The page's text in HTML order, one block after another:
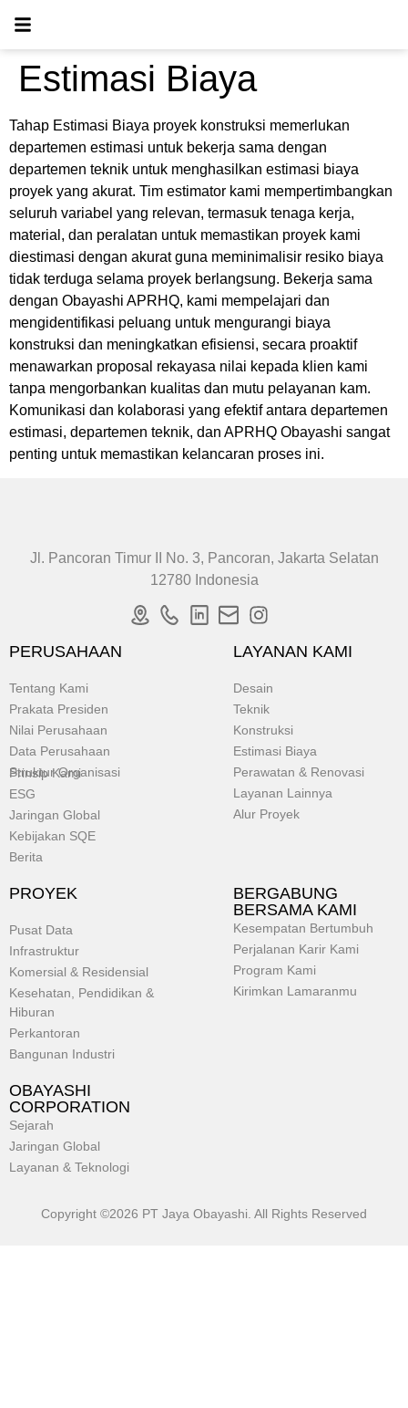
Estimasi Biaya
Tahap Estimasi Biaya proyek konstruksi memerlukan
departemen estimasi untuk bekerja sama dengan
departemen teknik untuk menghasilkan estimasi biaya
proyek yang akurat. Tim estimator kami mempertimbangkan
seluruh variabel yang relevan, termasuk tenaga kerja,
material, dan peralatan untuk memastikan proyek kami
diestimasi dengan akurat guna meminimalisir resiko biaya
tidak terduga selama proyek berlangsung. Bekerja sama
dengan Obayashi APRHQ, kami mempelajari dan
mengidentifikasi peluang untuk mengurangi biaya
konstruksi dan meningkatkan efisiensi, secara proaktif
menawarkan proposal rekayasa nilai kepada klien kami
tanpa mengorbankan kualitas dan mutu pelayanan kam.
Komunikasi dan kolaborasi yang efektif antara departemen
estimasi, departemen teknik, dan APRHQ Obayashi sangat
penting untuk memastikan kelancaran proses ini.
Jl. Pancoran Timur II No. 3, Pancoran, Jakarta Selatan
12780 Indonesia
PERUSAHAAN
Tentang Kami
Prakata Presiden
Nilai Perusahaan
Data Perusahaan
Struktur Organisasi
Prinsip Kami
ESG
Jaringan Global
Kebijakan SQE
Berita
LAYANAN KAMI
Desain
Teknik
Konstruksi
Estimasi Biaya
Perawatan & Renovasi
Layanan Lainnya
Alur Proyek
PROYEK
Pusat Data
Infrastruktur
Komersial & Residensial
Kesehatan, Pendidikan &
Hiburan
Perkantoran
Bangunan Industri
BERGABUNG
BERSAMA KAMI
Kesempatan Bertumbuh
Perjalanan Karir Kami
Program Kami
Kirimkan Lamaranmu
OBAYASHI
CORPORATION
Sejarah
Jaringan Global
Layanan & Teknologi
Copyright ©2026 PT Jaya Obayashi. All Rights Reserved